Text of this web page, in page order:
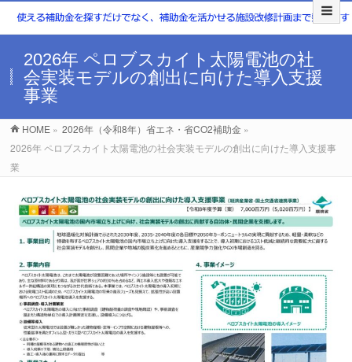
2026年 ペロブスカイト太陽電池の社
会実装モデルの創出に向けた導入支援
事業
HOME » 2026年（令和8年）省エネ・省CO2補助金 »
2026年 ペロブスカイト太陽電池の社会実装モデルの創出に向けた導入支援事
業